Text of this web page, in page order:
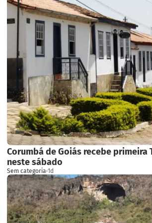
Corumbá de Goiás recebe primeira
neste sábado
Sem categoria·1d